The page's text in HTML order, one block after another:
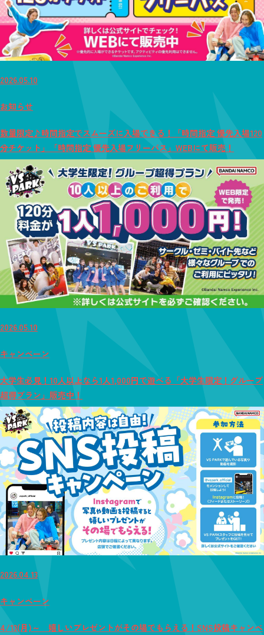
2026.05.10
お知らせ
数量限定♪時間指定でスムーズに入場できる！「時間指定 優先入場120
分チケット」「時間指定 優先入場フリーパス」WEBにて販売！
2026.05.10
キャンペーン
大学生必見！10人以上なら1人1,000円で遊べる「大学生限定！グループ
超得プラン」販売中！
2026.04.13
キャンペーン
4/13(月)～ 嬉しいプレゼントがその場でもらえる！SNS投稿キャンペ